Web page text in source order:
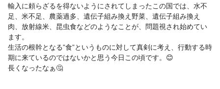
輸入に頼らざるを得ないようにされてしまったこの国では、水不
足、米不足、農薬過多、遺伝子組み換え野菜、遺伝子組み換え
肉、放射線米、昆虫食などのようなことが、問題視され始めてい
ます。
生活の根幹となる”食”というものに対して真剣に考え、行動する時
期に来ているのではないかと思う今日この頃です。😊
長くなったなぁ🤔